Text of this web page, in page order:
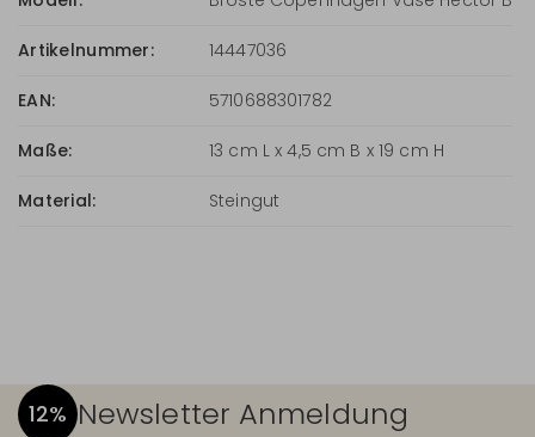
Artikelnummer: 14447036
EAN: 5710688301782
Maße: 13 cm L x 4,5 cm B x 19 cm H
Material: Steingut
12% Newsletter Anmeldung